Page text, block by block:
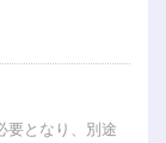
要となり、別途